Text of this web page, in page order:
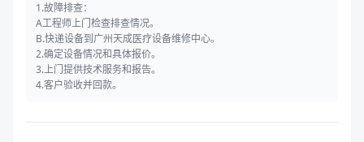
1.故障排查：
A工程师上门检查排查情况。
B.快递设备到广州天成医疗设备维修中心。
2.确定设备情况和具体报价。
3.上门提供技术服务和报告。
4.客户验收并回款。